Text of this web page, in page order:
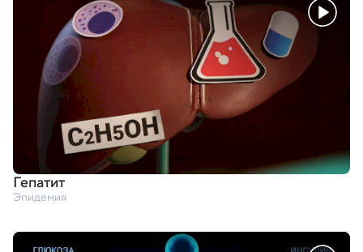
Гепатит
Эпидемия